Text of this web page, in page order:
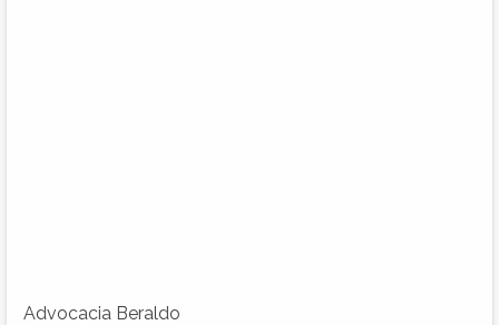
Advocacia Beraldo